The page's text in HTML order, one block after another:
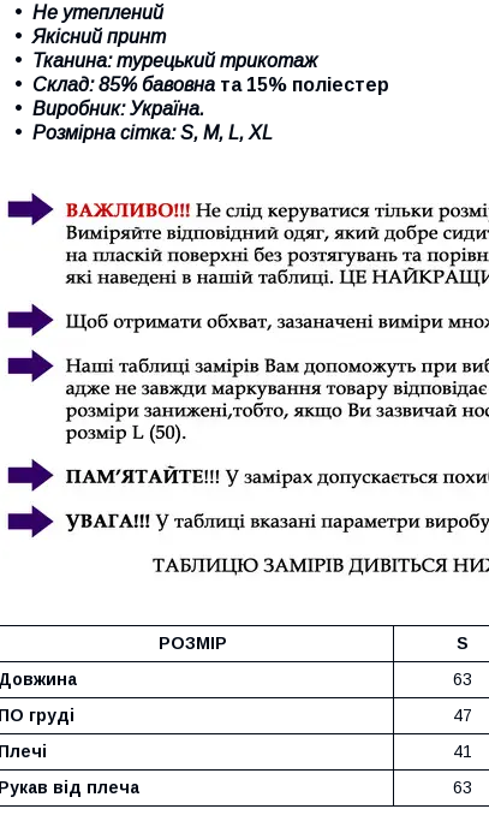
Не утеплений
Якісний принт
Тканина: турецький трикотаж
Склад: 85% бавовна та 15% поліестер
Виробник: Україна.
Розмірна сітка: S, M, L, XL
РОЗМІР S
Довжина
63
ПО груді
47
Плечі
41
Рукав від плеча
63